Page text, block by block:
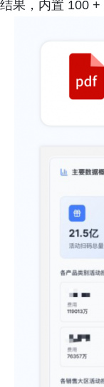
结果，内置 100